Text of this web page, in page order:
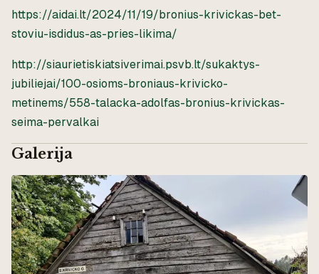
https://aidai.lt/2024/11/19/bronius-krivickas-bet-
stoviu-isdidus-as-pries-likima/
http://siaurietiskiatsiverimai.psvb.lt/sukaktys-
jubiliejai/100-osioms-broniaus-krivicko-
metinems/558-talacka-adolfas-bronius-krivickas-
seima-pervalkai
Galerija